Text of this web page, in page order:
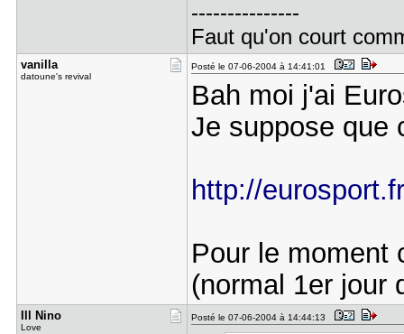
---------------
Faut qu'on court
vanilla
datoune's revival
Posté le 07-06-2004 à 14:41:01
Bah moi j'ai
Je suppose que
http://
Pour le moment
(normal 1er jour
Ill Nino
Love
Posté le 07-06-2004 à 14:44:13